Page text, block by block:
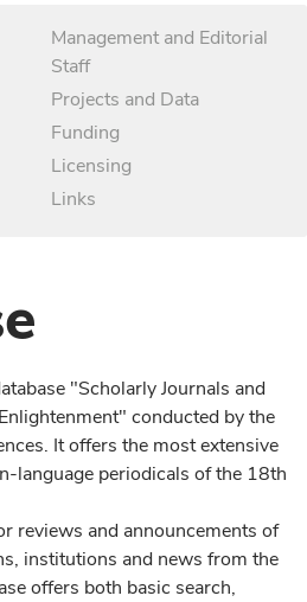
Management and Editorial
Staff
Projects and Data
Funding
Licensing
Links
"Scholarly Journals and
conducted by the
It offers the most extensive
language periodicals of the 18th
reviews and announcements of
institutions and news from the
offers both basic search,